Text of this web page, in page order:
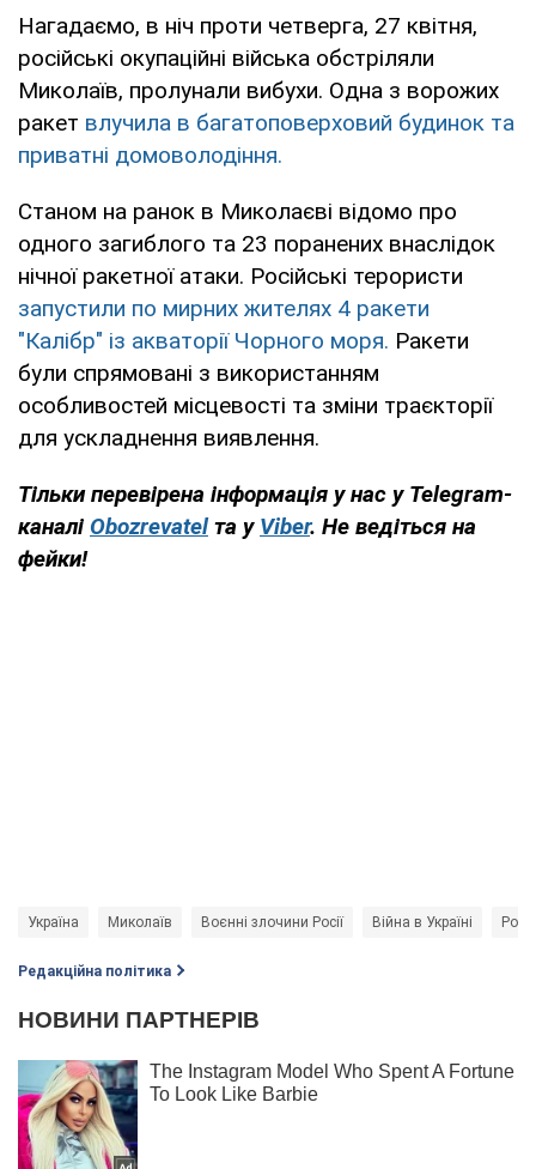
Нагадаємо, в ніч проти четверга, 27 квітня,
російські окупаційні війська обстріляли
Миколаїв, пролунали вибухи. Одна з ворожих
ракет влучила в багатоповерховий будинок та
приватні домоволодіння.
Станом на ранок в Миколаєві відомо про
одного загиблого та 23 поранених внаслідок
нічної ракетної атаки. Російські терористи
запустили по мирних жителях 4 ракети
"Калібр" із акваторії Чорного моря. Ракети
були спрямовані з використанням
особливостей місцевості та зміни траєкторії
для ускладнення виявлення.
Тільки перевірена інформація у нас у Telegram-
каналі Obozrevatel та у Viber. Не ведіться на
фейки!
Україна Миколаїв Воєнні злочини Росії Війна в Україні
Редакційна політика